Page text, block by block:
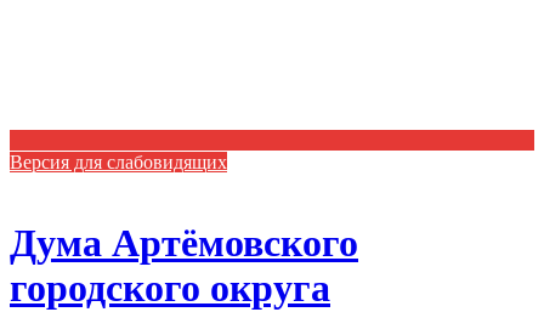
Версия для слабовидящих
Дума Артёмовского
городского округа